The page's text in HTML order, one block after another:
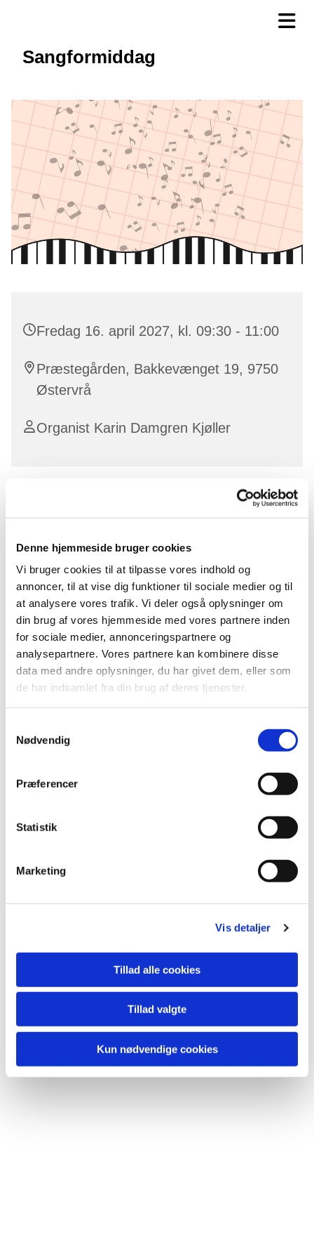
Denne hjemmeside bruger cookies
Vi bruger cookies til at tilpasse vores indhold og
annoncer, til at vise dig funktioner til sociale medier og til
at analysere vores trafik. Vi deler også oplysninger om
din brug af vores hjemmeside med vores partnere inden
for sociale medier, annonceringspartnere og
analysepartnere. Vores partnere kan kombinere disse
data med andre oplysninger, du har givet dem, eller som
de har indsamlet fra din brug af deres tjenester.
Nødvendig
Præferencer
Statistik
Marketing
Vis detaljer
Tillad alle cookies
Tillad valgte
Kun nødvendige cookies
Sangformiddag
Fredag 16. april 2027, kl. 09:30 - 11:00
Præstegården, Bakkevænget 19, 9750
Østervrå
Organist Karin Damgren Kjøller
Kom og vær med til en hyggelig sangformiddag hver
anden fredag (ulige uger) kl. 9.30-11.00.
Vi starter ud med kaffe, te og brød - og der er god tid til
snak og hyggeligt samvær.
Bagefter synger vi fællessange og salmer i ca. 45
minutter. Alle er velkomne, og der er salme -og
sangbøger til rådighed.
Det er gratis at deltage.
Vi glæder os til at synge sammen med dig!
Du vil måske også kunne lide...